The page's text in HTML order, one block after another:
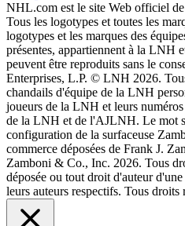
NHL.com est le site Web officiel
Tous les logotypes et toutes les
logotypes et les marques des
présentes, appartiennent à la LNH
peuvent être reproduits sans le
Enterprises, L.P. © LNH 2026.
chandails d'équipe de la LNH
joueurs de la LNH et leurs
de la LNH et de l'AJLNH. Le mot
configuration de la surfaceuse
commerce déposées de Frank J.
Zamboni & Co., Inc. 2026. Tous
déposée ou tout droit d'auteur
leurs auteurs respectifs. Tous droits